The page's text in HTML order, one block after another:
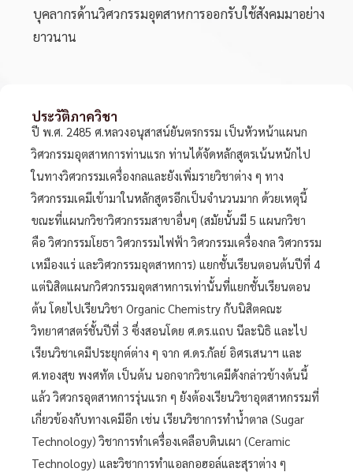
บุคลากรด้านวิศวกรรมอุตสาหการออกรับใช้สังคมมาอย่าง
ยาวนาน
ประวัติภาควิชา
ปี พ.ศ. 2485 ศ.หลวงอนุสาสน์ยันตรกรรม เป็นหัวหน้าแผนก
วิศวกรรมอุตสาหการท่านแรก ท่านได้จัดหลักสูตรเน้นหนักไป
ในทางวิศวกรรมเครื่องกลและยังเพิ่มรายวิชาต่าง ๆ ทาง
วิศวกรรมเคมีเข้ามาในหลักสูตรอีกเป็นจำนวนมาก ด้วยเหตุนี้
ขณะที่แผนกวิชาวิศวกรรมสาขาอื่นๆ (สมัยนั้นมี 5 แผนกวิชา
คือ วิศวกรรมโยธา วิศวกรรมไฟฟ้า วิศวกรรมเครื่องกล วิศวกรรม
เหมืองแร่ และวิศวกรรมอุตสาหการ) แยกชั้นเรียนตอนต้นปีที่ 4
แต่นิสิตแผนกวิศวกรรมอุตสาหการเท่านั้นที่แยกชั้นเรียนตอน
ต้น โดยไปเรียนวิชา Organic Chemistry กับนิสิตคณะ
วิทยาศาสตร์ชั้นปีที่ 3 ซึ่งสอนโดย ศ.ดร.แถบ นีละนิธิ และไป
เรียนวิชาเคมีประยุกต์ต่าง ๆ จาก ศ.ดร.กัลย์ อิศรเสนาฯ และ
ศ.ทองสุข พงศทัต เป็นต้น นอกจากวิชาเคมีดังกล่าวข้างต้นนี้
แล้ว วิศวกรอุตสาหการรุ่นแรก ๆ ยังต้องเรียนวิชาอุตสาหกรรมที่
เกี่ยวข้องกับทางเคมีอีก เช่น เรียนวิชาการทำน้ำตาล (Sugar
Technology) วิชาการทำเครื่องเคลือบดินเผา (Ceramic
Technology) และวิชาการทำแอลกอฮอล์และสุราต่าง ๆ